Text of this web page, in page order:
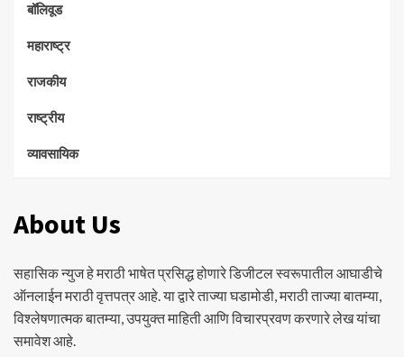
बॉलिवूड
महाराष्ट्र
राजकीय
राष्ट्रीय
व्यावसायिक
About Us
सहासिक न्युज हे मराठी भाषेत प्रसिद्ध होणारे डिजीटल स्वरूपातील आघाडीचे
ऑनलाईन मराठी वृत्तपत्र आहे. या द्वारे ताज्या घडामोडी, मराठी ताज्या बातम्या,
विश्लेषणात्मक बातम्या, उपयुक्त माहिती आणि विचारप्रवण करणारे लेख यांचा
समावेश आहे.